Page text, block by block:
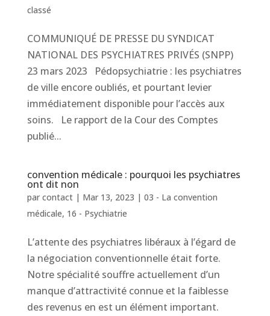
classé
COMMUNIQUÉ DE PRESSE DU SYNDICAT
NATIONAL DES PSYCHIATRES PRIVÉS (SNPP)
23 mars 2023 Pédopsychiatrie : les psychiatres
de ville encore oubliés, et pourtant levier
immédiatement disponible pour l’accès aux
soins. Le rapport de la Cour des Comptes
publié...
convention médicale : pourquoi les psychiatres
ont dit non
par contact| Mar 13, 2023 | 03 - La convention
médicale, 16 - Psychiatrie
L’attente des psychiatres libéraux à l’égard de
la négociation conventionnelle était forte.
Notre spécialité souffre actuellement d’un
manque d’attractivité connue et la faiblesse
des revenus en est un élément important.